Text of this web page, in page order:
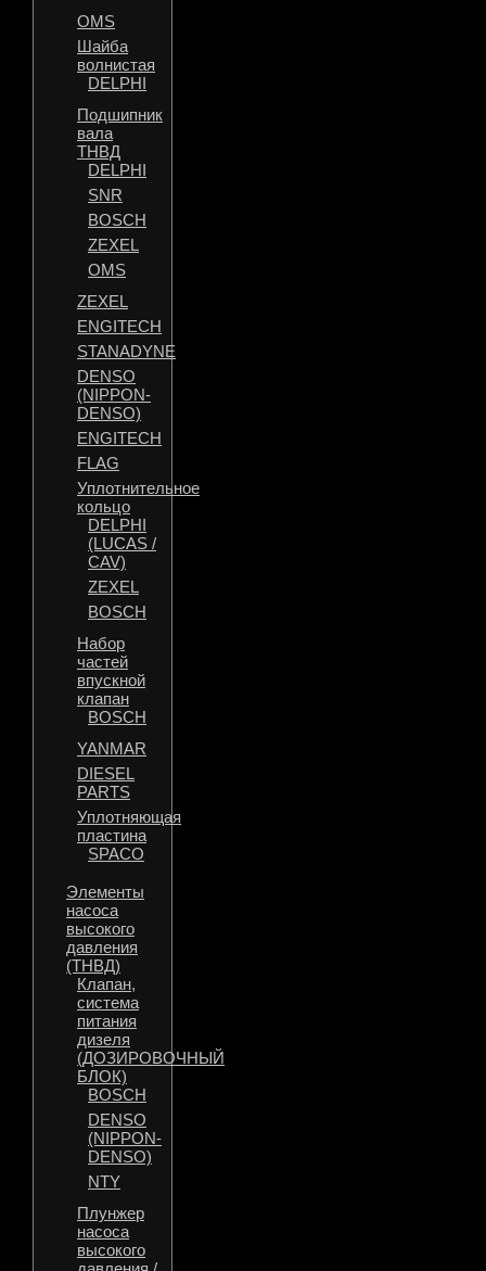
OMS
Шайба
волнистая
DELPHI
Подшипник
вала
ТНВД
DELPHI
SNR
BOSCH
ZEXEL
OMS
ZEXEL
ENGITECH
STANADYNE
DENSO
(NIPPON-
DENSO)
ENGITECH
FLAG
Уплотнительное
кольцо
DELPHI
(LUCAS /
CAV)
ZEXEL
BOSCH
Набор
частей
впускной
клапан
BOSCH
YANMAR
DIESEL
PARTS
Уплотняющая
пластина
SPACO
Элементы
насоса
высокого
давления
(ТНВД)
Клапан,
система
питания
дизеля
(ДОЗИРОВОЧНЫЙ
БЛОК)
BOSCH
DENSO
(NIPPON-
DENSO)
NTY
Плунжер
насоса
высокого